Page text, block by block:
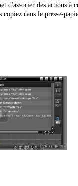
d'associer des actions à
dans le presse-